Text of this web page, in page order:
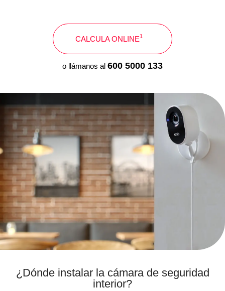
CALCULA ONLINE1
o llámanos al 600 5000 133
¿Dónde instalar la cámara de seguridad
interior?